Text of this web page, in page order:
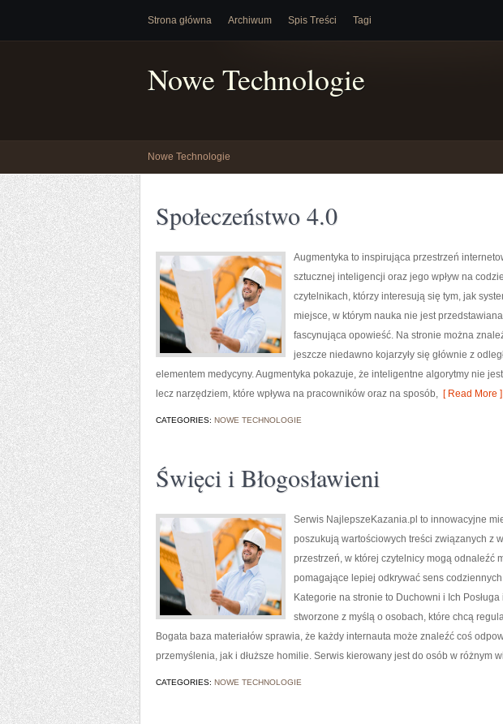
Strona główna Archiwum Spis Treści Tagi
Nowe Technologie
Nowe Technologie
Społeczeństwo 4.0
Augmentyka to inspirująca przestrzeń
sztucznej inteligencji oraz jego wpływ na
czytelnikach, którzy interesują się tym, jak
miejsce, w którym nauka nie jest
fascynująca opowieść. Na stronie można
jeszcze niedawno kojarzyły się głównie z
elementem medycyny. Augmentyka pokazuje, że inteligentne algorytmy nie
lecz narzędziem, które wpływa na pracowników oraz na sposób, [ Read More ]
CATEGORIES: NOWE TECHNOLOGIE
Święci i Błogosławieni
Serwis NajlepszeKazania.pl to innowacyjne
poszukują wartościowych treści związanych z
przestrzeń, w której czytelnicy mogą odnaleźć
pomagające lepiej odkrywać sens
Kategorie na stronie to Duchowni i Ich
stworzone z myślą o osobach, które chcą
Bogata baza materiałów sprawia, że każdy internauta może znaleźć coś
przemyślenia, jak i dłuższe homilie. Serwis kierowany jest do osób w różnym
CATEGORIES: NOWE TECHNOLOGIE